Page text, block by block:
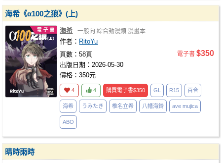
海希《α100之狼》(上)
海希 一般向 綜合動漫類 漫畫本
作者： RitoYu
頁數：58頁
出版日期：2026-05-30
價格：350元
電子書 $350
4 4 購買電子書$350 GL R15 百合
海希 うみたき 椎名立希 八幡海鈴 ave mujica
ABO
晴時雨時